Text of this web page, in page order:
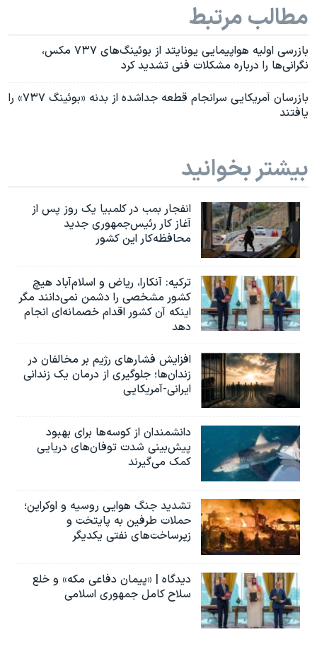
مطالب مرتبط
بازرسی‌ اولیه هواپیمایی یونایتد از بوئینگ‌های ۷۳۷ مکس،
نگرانی‌ها را درباره مشکلات فنی تشدید کرد
بازرسان آمریکایی سرانجام قطعه جدا‌شده از بدنه «بوئینگ ۷۳۷» را
یافتند
بیشتر بخوانید
انفجار بمب‌‌ در کلمبیا یک روز پس از
آغاز کار رئیس‌جمهوری جدید
محافظه‌کار این کشور
ترکیه: آنکارا، ریاض و اسلام‌آباد هیچ
کشور مشخصی را دشمن نمی‌دانند مگر
اینکه آن کشور اقدام خصمانه‌ای انجام
دهد
افزایش فشارهای رژیم بر مخالفان در
زندان‌ها؛ جلوگیری از درمان یک زندانی
ایرانی-آمریکایی
دانشمندان از کوسه‌ها برای بهبود
پیش‌بینی شدت توفان‌های دریایی
کمک می‌گیرند
تشدید جنگ هوایی روسیه و اوکراین؛
حملات طرفین به پایتخت‌ و
زیرساخت‌های نفتی یکدیگر
دیدگاه | «پیمان دفاعی مکه» و خلع
سلاح کامل جمهوری اسلامی